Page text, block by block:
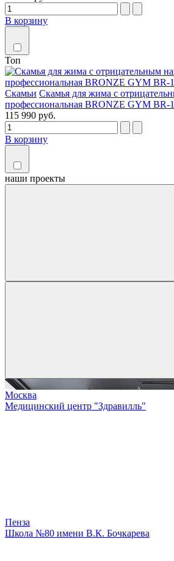
В корзину
Топ
Скамьи Скамья для жима с
профессиональная BRONZE GYM BR-
115 990 руб.
В корзину
наши проекты
Москва
Медицинский центр "Здравилль"
Пенза
Школа №80 имени В.К. Бочкарева